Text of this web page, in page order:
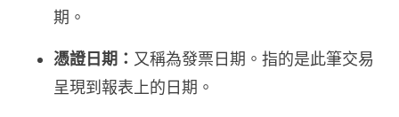
期。
憑證日期： 又稱為發票日期。指的是此筆交易
呈現到報表上的日期。